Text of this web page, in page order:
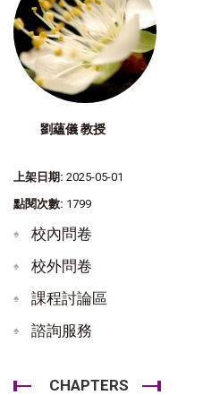
劉蘊儀 教授
上架日期: 2025-05-01
點閱次數: 1799
校內問卷
校外問卷
課程討論區
諮詢服務
CHAPTERS